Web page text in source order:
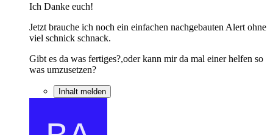
Ich Danke euch!
Jetzt brauche ich noch ein einfachen nachgebauten Alert ohne
viel schnick schnack.
Gibt es da was fertiges?,oder kann mir da mal einer helfen so
was umzusetzen?
Inhalt melden